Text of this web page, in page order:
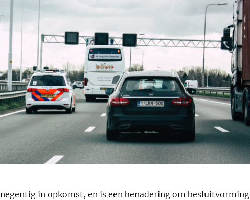
in opkomst, en is een benadering om besluitvorming